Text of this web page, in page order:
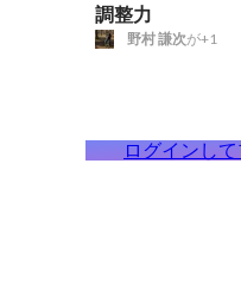
調整力
野村 謙次が+1
ログインし